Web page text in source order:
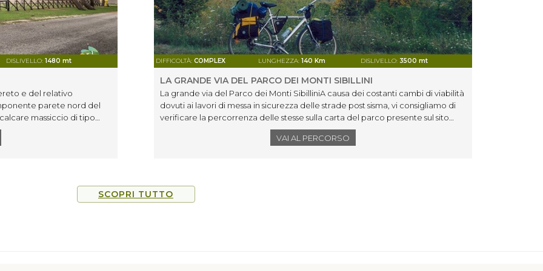
DISLIVELLO:1480 mt
e del relativo
parete nord del
massiccio di tipo
dell'intero gruppo
agglomerati di case
si incrocia il
naturalistiche
DIFFICOLTÀ: COMPLEX LUNGHEZZA:140 Km DISLIVELLO: 3500 mt
LA GRANDE VIA DEL PARCO DEI MONTI SIBILLINI
La grande via del Parco dei Monti SibilliniA causa dei costanti cambi di viabilità
dovuti ai lavori di messa in sicurezza delle strade post sisma, vi consigliamo di
verificare la percorrenza delle stesse sulla carta del parco presente sul sito
VAI AL PERCORSO
SCOPRI TUTTO